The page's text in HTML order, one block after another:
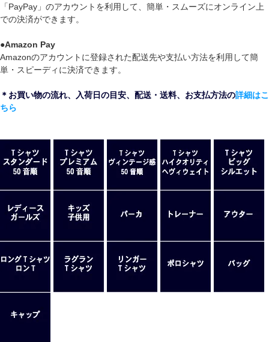
「PayPay」のアカウントを利用して、簡単・スムーズにオンライン上
での決済ができます。
●Amazon Pay
Amazonのアカウントに登録された配送先や支払い方法を利用して簡
単・スピーディに決済できます。
＊お買い物の流れ、入荷日の目安、配送・送料、お支払方法の詳細はこ
ちら